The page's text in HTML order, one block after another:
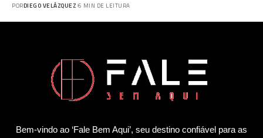
PORDIEGO VELÁZQUEZ 6 MIN DE LEITURA
Bem-vindo ao ‘Fale Bem Aqui’, seu destino confiável para as